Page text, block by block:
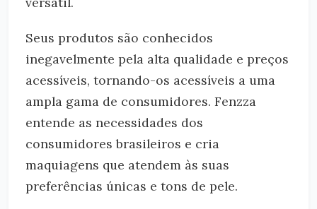
Seus produtos são conhecidos
inegavelmente pela alta qualidade e preços
acessíveis, tornando-os acessíveis a uma
ampla gama de consumidores. Fenzza
entende as necessidades dos
consumidores brasileiros e cria
maquiagens que atendem às suas
preferências únicas e tons de pele.